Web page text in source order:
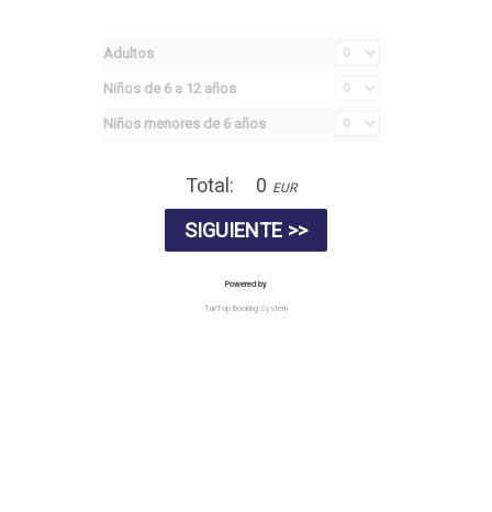
Adultos
Niños de 6 a 12 años
Niños menores de 6 años
Total: 0 EUR
Powered by
TuriTop Booking System